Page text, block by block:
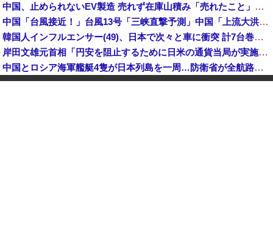
中国、止められないEV製造 売れず在庫山積み「売れたこと」にして補助金を騙し取る事案を思いつきが横行
中国「台風接近！」台風13号「三峡直撃予測」中国「上流大洪水！（三峡上流」中国都市「8/5の映像（動画」三峡ダム「緊急放流（決壊危機」中国「下流大水害（震え声」→
韓国人インフルエンサー(49)、日本で次々と車に衝突 計7台巻き込み 八王子
岸田文雄元首相「円安を阻止するために日米の通貨当局が実施した為替介入は一時しのぎに過ぎない」
中国とロシア海軍艦艇4隻が日本列島を一周…防衛省が全航路を公開！
「あきれてモノが言えない」「国を維持できるの？」外国人の永住許可要件の厳格化で在日中国人の本音は？